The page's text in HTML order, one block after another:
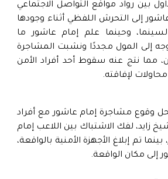
بين رواد مواقع التواصل الاجتماعي
إلى التحرش اللفظي أثناء وجودها
وحينما علم إمام عاشور ما
إلى المول مجددًا ونشبت المشاجرة
مما نتج عنه سقوط أحد أفراد الأمن
لإفاقته.
وقوع مشاجرة إمام عاشور مع أفراد
زايد، لفك الاشتباك بين اللاعب إمام
تم إبلاغ الأجهزة الأمنية بالواقعة،
إلى مكان الواقعة.